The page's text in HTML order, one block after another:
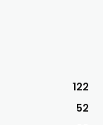
122
52